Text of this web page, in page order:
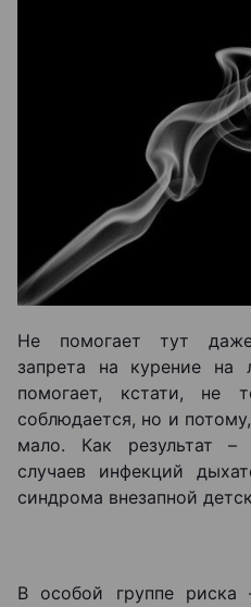
Не помогает тут даже
запрета на курение на
помогает, кстати, не
соблюдается, но и
мало. Как результат –
случаев инфекций
синдрома внезапной
В особой группе риска